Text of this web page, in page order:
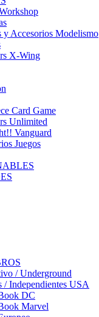
y Accesorios Modelismo
X-Wing
Card Game
Unlimited
Vanguard
Juegos
/ Underground
/ Independientes USA
DC
Marvel